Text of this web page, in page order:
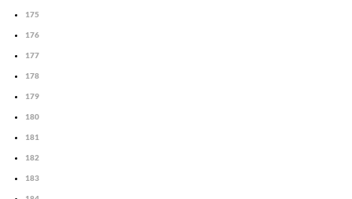
175
176
177
178
179
180
181
182
183